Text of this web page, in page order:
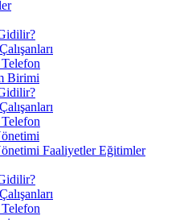
Birimi
Faaliyetler Eğitimler